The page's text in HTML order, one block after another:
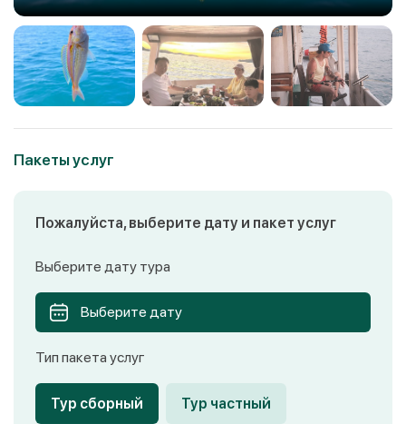
Пакеты услуг
Пожалуйста, выберите дату и пакет услуг
Выберите дату тура
Выберите дату
Тип пакета услуг
Тур сборный Тур частный